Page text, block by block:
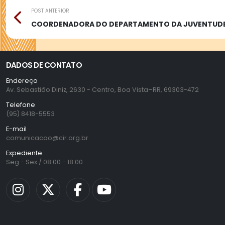
POST ANTERIOR
COORDENADORA DO DEPARTAMENTO DA
DADOS DE CONTATO
Endereço
Av. Sebastião Diniz, 2630 - Centro, Boa Vista–RR, 69303-472
Telefone
(95) 8418-5553
E-mail
comunicacao@cir.org.br
Expediente
Seg - Sex / 08:00 - 18:00